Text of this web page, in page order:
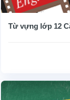
Từ vựng lớp 12